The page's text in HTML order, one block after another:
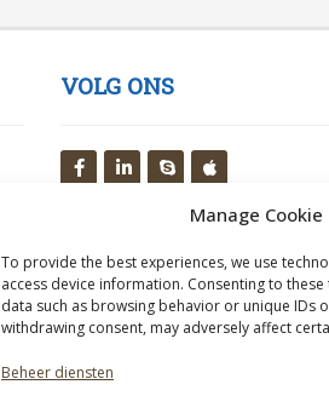
Manage Cookie
To provide the best experiences, we use
access device information. Consenting to
data such as browsing behavior or unique IDs
withdrawing consent, may adversely affect
Beheer diensten
VOLG ONS